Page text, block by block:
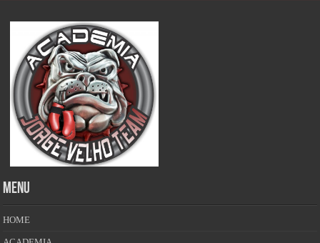
MENU
HOME